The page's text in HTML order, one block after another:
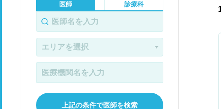
医師 診療科
上記の条件で医師を検索